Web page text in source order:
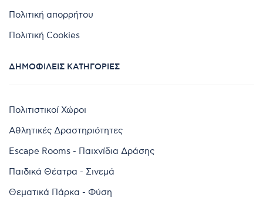
Πολιτική απορρήτου
Πολιτική Cookies
ΔΗΜΟΦΙΛΕΊΣ ΚΑΤΗΓΟΡΊΕΣ
Πολιτιστικοί Χώροι
Αθλητικές Δραστηριότητες
Escape Rooms - Παιχνίδια Δράσης
Παιδικά Θέατρα - Σινεμά
Θεματικά Πάρκα - Φύση